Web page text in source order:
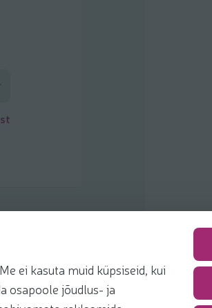
ei kasuta muid küpsiseid, kui
osapoole jõudlus- ja